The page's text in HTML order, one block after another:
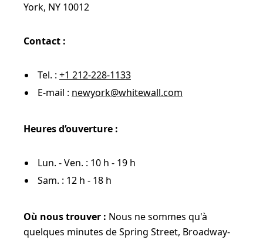
York, NY 10012
Contact :
Tel. : +1 212-228-1133
E-mail : newyork@whitewall.com
Heures d’ouverture :
Lun. - Ven. : 10 h - 19 h
Sam. : 12 h - 18 h
Où nous trouver : Nous ne sommes qu'à
quelques minutes de Spring Street, Broadway-